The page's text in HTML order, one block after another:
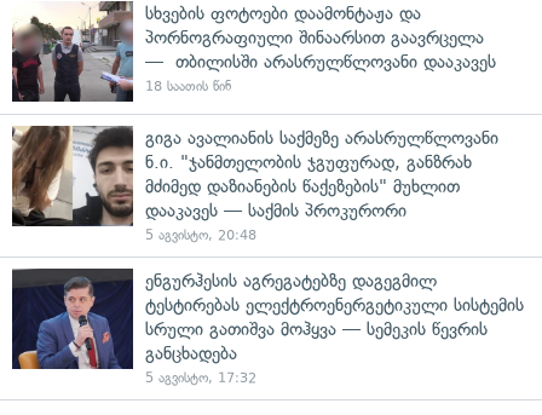
სხვების ფოტოები დაამონტაჟა და
პორნოგრაფიული შინაარსით გაავრცელა
— თბილისში არასრულწლოვანი დააკავეს
18 საათის წინ
გიგა ავალიანის საქმეზე არასრულწლოვანი
ნ.ი. "ჯანმთელობის ჯგუფურად, განზრახ
მძიმედ დაზიანების წაქეზების" მუხლით
დააკავეს — საქმის პროკურორი
5 აგვისტო, 20:48
ენგურჰესის აგრეგატებზე დაგეგმილ
ტესტირებას ელექტროენერგეტიკული სისტემის
სრული გათიშვა მოჰყვა — სემეკის წევრის
განცხადება
5 აგვისტო, 17:32